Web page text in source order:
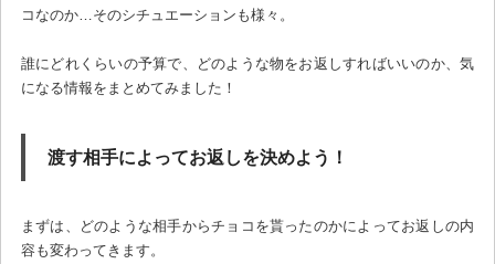
コなのか…そのシチュエーションも様々。
誰にどれくらいの予算で、どのような物をお返しすればいいのか、気
になる情報をまとめてみました！
渡す相手によってお返しを決めよう！
まずは、どのような相手からチョコを貰ったのかによってお返しの内
容も変わってきます。